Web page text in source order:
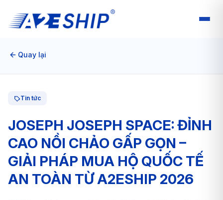
Quay lại
Tin tức
JOSEPH JOSEPH SPACE: ĐỈNH
CAO NỒI CHẢO GẤP GỌN –
GIẢI PHÁP MUA HỘ QUỐC TẾ
AN TOÀN TỪ A2ESHIP 2026